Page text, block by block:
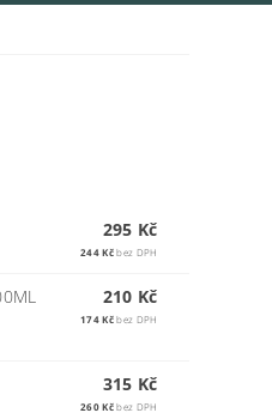
BARVY
SADY
295 Kč
244 Kčbez DPH
210 Kč
174 Kčbez DPH
315 Kč
260 Kčbez DPH